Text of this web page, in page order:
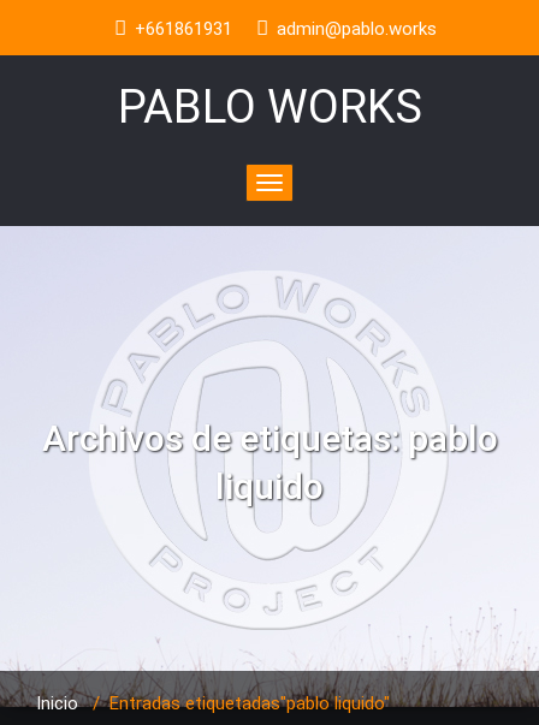
+661861931 admin@pablo.works
PABLO WORKS
Toggle
navigation
Archivos de etiquetas: pablo
liquido
Inicio/Entradas etiquetadas"pablo liquido"